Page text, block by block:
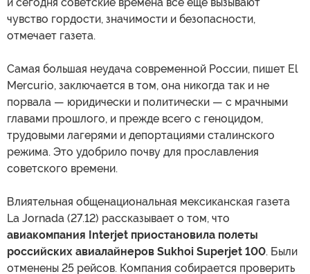
чувство гордости, значимости и безопасности,
отмечает газета.
Самая большая неудача современной России, пишет El
Mercurio, заключается в том, она никогда так и не
порвала — юридически и политически — с мрачными
главами прошлого, и прежде всего с геноцидом,
трудовыми лагерями и депортациями сталинского
режима. Это удобрило почву для прославления
советского времени.
Влиятельная общенациональная мексиканская газета
La Jornada (27.12) рассказывает о том, что
авиакомпания Interjet приостановила полеты
российских авиалайнеров Sukhoi Superjet 100. Были
отменены 25 рейсов. Компания собирается проверить